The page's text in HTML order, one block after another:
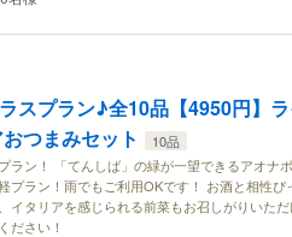
スプラン♪全10品【4950円】ラ
つまみセット
10品
ラン！ 「てんしば」の緑が一望できるアオナ
プラン！雨でもご利用OKです！ お酒と相性ぴ
イタリアを感じられる前菜もお召しがりいただ
ださい！